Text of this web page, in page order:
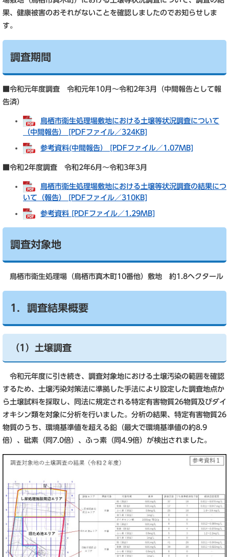
果、健康被害のおそれがないことを確認しましたのでお知らせしま
す。
調査期間
■令和元年度調査 令和元年10月～令和2年3月（中間報告として報
告済）
鳥栖市衛生処理場敷地における土壌等状況調査について
（中間報告） [PDFファイル／324KB]
参考資料(中間報告） [PDFファイル／1.07MB]
■令和2年度調査 令和2年6月～令和3年3月
鳥栖市衛生処理場敷地における土壌等状況調査の結果につ
いて（報告） [PDFファイル／310KB]
参考資料 [PDFファイル／1.29MB]
調査対象地
鳥栖市衛生処理場（鳥栖市真木町10番他）敷地 約1.8ヘクタール
1．調査結果概要
（1）土壌調査
令和元年度に引き続き、調査対象地における土壌汚染の範囲を確認
するため、土壌汚染対策法に準拠した手法により設定した調査地点か
ら土壌試料を採取し、同法に規定される特定有害物質26物質及びダイ
オキシン類を対象に分析を行いました。分析の結果、特定有害物質26
物質のうち、環境基準値を超える鉛（最大で環境基準値の約8.9
倍）、砒素（同7.0倍）、ふっ素（同4.9倍）が検出されました。